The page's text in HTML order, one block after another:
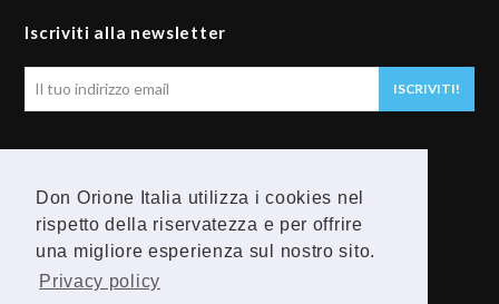
Don Orione Italia utilizza i cookies nel
rispetto della riservatezza e per offrire
una migliore esperienza sul nostro sito.
Privacy policy
Iscriviti alla newsletter
ISCRIVITI!
F
Y
o